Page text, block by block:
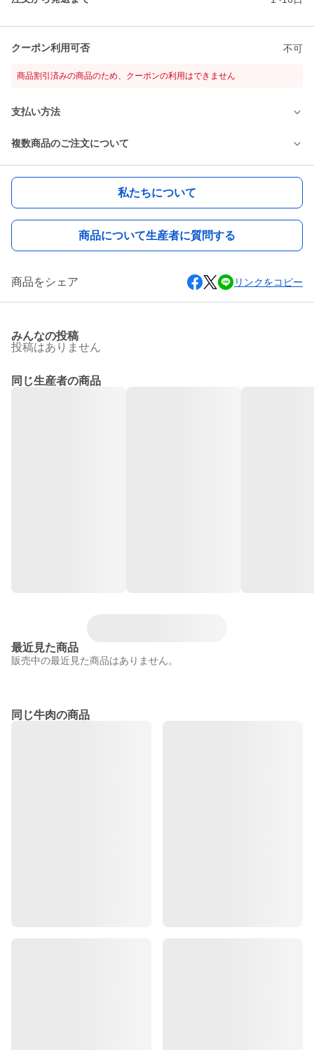
クーポン利用可否 不可
商品割引済みの商品のため、クーポンの利用はできません
支払い方法
複数商品のご注文について
私たちについて
商品について生産者に質問する
商品をシェア リンクをコピー
みんなの投稿
投稿はありません
同じ生産者の商品
最近見た商品
販売中の最近見た商品はありません。
同じ牛肉の商品